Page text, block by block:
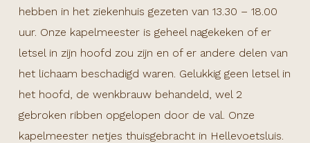
hebben in het ziekenhuis gezeten van 13.30 – 18.00
uur. Onze kapelmeester is geheel nagekeken of er
letsel in zijn hoofd zou zijn en of er andere delen van
het lichaam beschadigd waren. Gelukkig geen letsel in
het hoofd, de wenkbrauw behandeld, wel 2
gebroken ribben opgelopen door de val. Onze
kapelmeester netjes thuisgebracht in Hellevoetsluis.